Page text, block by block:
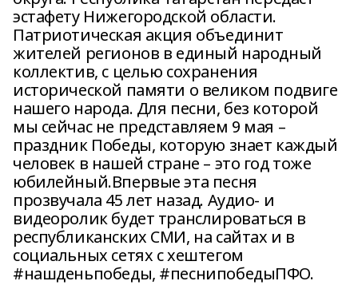
эстафету Нижегородской области.
Патриотическая акция объединит
жителей регионов в единый народный
коллектив, с целью сохранения
исторической памяти о великом подвиге
нашего народа. Для песни, без которой
мы сейчас не представляем 9 мая –
праздник Победы, которую знает каждый
человек в нашей стране – это год тоже
юбилейный.Впервые эта песня
прозвучала 45 лет назад. Аудио- и
видеоролик будет транслироваться в
республиканских СМИ, на сайтах и в
социальных сетях с хештегом
#нашденьпобеды, #песнипобедыПФО.